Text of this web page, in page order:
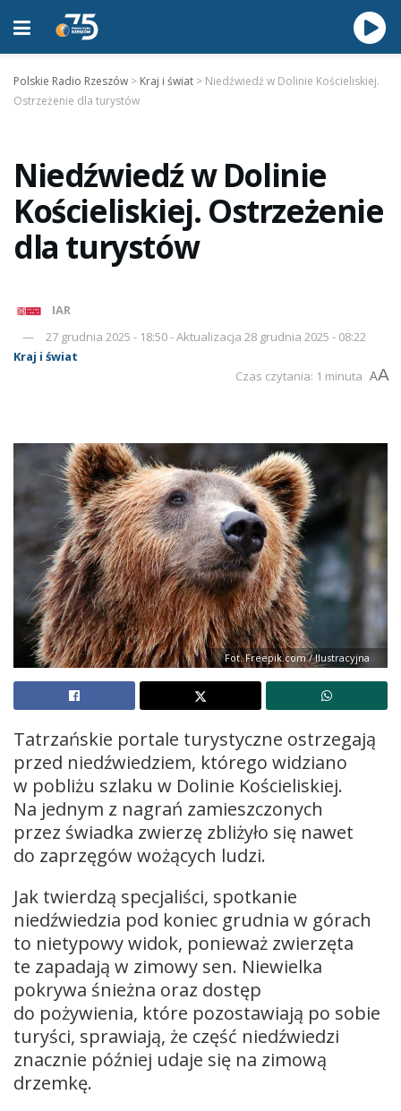
Polskie Radio Rzeszów > Kraj i świat > Niedźwiedź w Dolinie Kościeliskiej.
Ostrzeżenie dla turystów
Niedźwiedź w Dolinie
Kościeliskiej. Ostrzeżenie
dla turystów
IAR
27 grudnia 2025 - 18:50 - Aktualizacja 28 grudnia 2025 - 08:22
Kraj i świat
Czas czytania: 1 minuta AA
Fot. Freepik.com / Ilustracyjna
Tatrzańskie portale turystyczne ostrzegają
przed niedźwiedziem, którego widziano
w pobliżu szlaku w Dolinie Kościeliskiej.
Na jednym z nagrań zamieszczonych
przez świadka zwierzę zbliżyło się nawet
do zaprzęgów wożących ludzi.
Jak twierdzą specjaliści, spotkanie
niedźwiedzia pod koniec grudnia w górach
to nietypowy widok, ponieważ zwierzęta
te zapadają w zimowy sen. Niewielka
pokrywa śnieżna oraz dostęp
do pożywienia, które pozostawiają po sobie
turyści, sprawiają, że część niedźwiedzi
znacznie później udaje się na zimową
drzemkę.